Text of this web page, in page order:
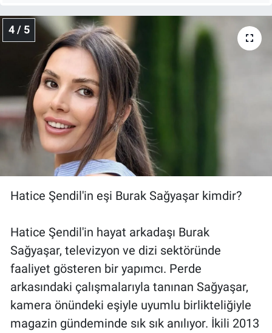
4 / 5
Hatice Şendil'in eşi Burak Sağyaşar kimdir?
Hatice Şendil'in hayat arkadaşı Burak
Sağyaşar, televizyon ve dizi sektöründe
faaliyet gösteren bir yapımcı. Perde
arkasındaki çalışmalarıyla tanınan Sağyaşar,
kamera önündeki eşiyle uyumlu birlikteliğiyle
magazin gündeminde sık sık anılıyor. İkili 2013